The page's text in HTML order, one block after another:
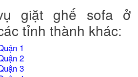
giặt ghế sofa ở
tỉnh thành khác:
1
2
3